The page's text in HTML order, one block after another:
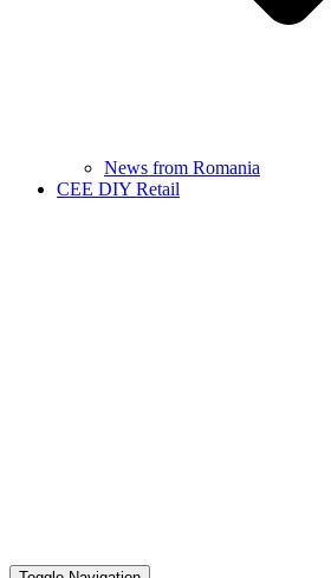
News from Romania
CEE DIY Retail